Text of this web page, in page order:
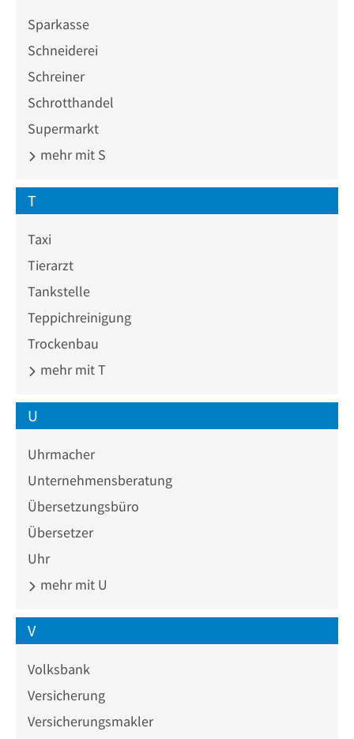
Sparkasse
Schneiderei
Schreiner
Schrotthandel
Supermarkt
mehr mit S
T
Taxi
Tierarzt
Tankstelle
Teppichreinigung
Trockenbau
mehr mit T
U
Uhrmacher
Unternehmensberatung
Übersetzungsbüro
Übersetzer
Uhr
mehr mit U
V
Volksbank
Versicherung
Versicherungsmakler